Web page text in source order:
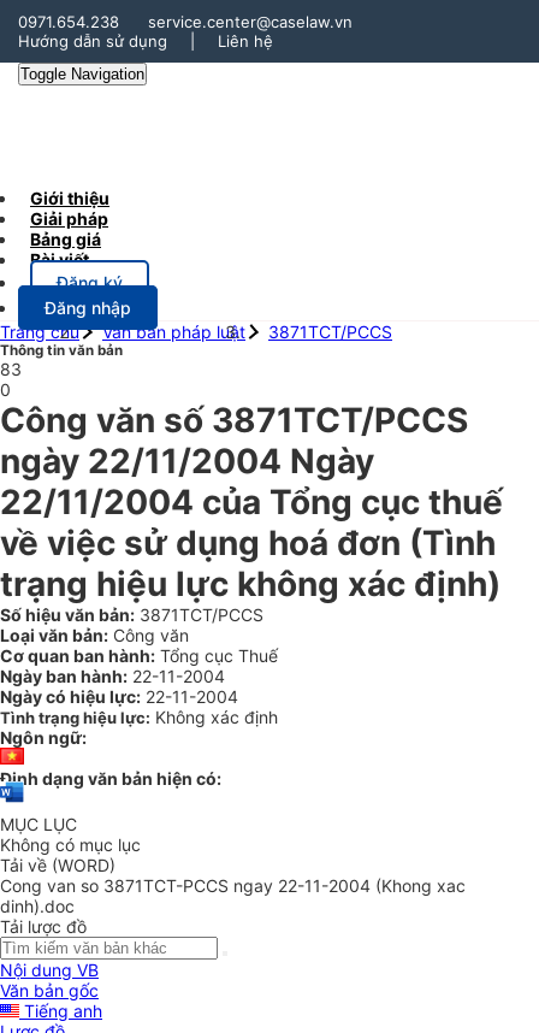
0971.654.238
service.center@caselaw.vn
Hướng dẫn sử dụng
Liên hệ
Toggle Navigation
Giới thiệu
Giải pháp
Bảng giá
Bài viết
Đăng ký
Đăng nhập
Trang chủ
Văn bản pháp luật 3871TCT/PCCS
Thông tin văn bản
83
0
Công văn số 3871TCT/PCCS
ngày 22/11/2004 Ngày
22/11/2004 của Tổng cục thuế
về việc sử dụng hoá đơn (Tình
trạng hiệu lực không xác định)
Số hiệu văn bản: 3871TCT/PCCS
Loại văn bản: Công văn
Cơ quan ban hành: Tổng cục Thuế
Ngày ban hành: 22-11-2004
Ngày có hiệu lực: 22-11-2004
Tình trạng hiệu lực: Không xác định
Ngôn ngữ:
Định dạng văn bản hiện có:
MỤC LỤC
Không có mục lục
Tải về (WORD)
Cong van so 3871TCT-PCCS ngay 22-11-2004 (Khong xac
dinh).doc
Tải lược đồ
Nội dung VB
Văn bản gốc
Tiếng anh